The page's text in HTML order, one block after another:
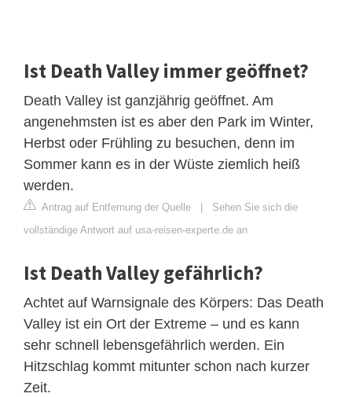
Ist Death Valley immer geöffnet?
Death Valley ist ganzjährig geöffnet. Am
angenehmsten ist es aber den Park im Winter,
Herbst oder Frühling zu besuchen, denn im
Sommer kann es in der Wüste ziemlich heiß
werden.
Antrag auf Entfernung der Quelle
Sehen Sie sich die
vollständige Antwort auf usa-reisen-experte.de an
Ist Death Valley gefährlich?
Achtet auf Warnsignale des Körpers: Das Death
Valley ist ein Ort der Extreme – und es kann
sehr schnell lebensgefährlich werden. Ein
Hitzschlag kommt mitunter schon nach kurzer
Zeit.